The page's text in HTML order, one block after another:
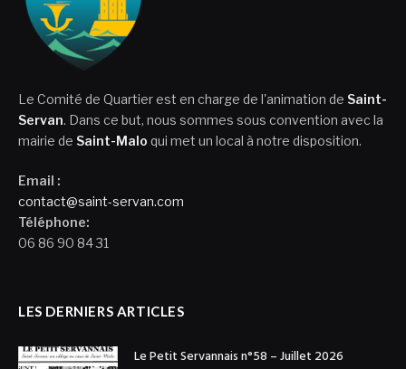
Le Comité de Quartier est en charge de l'animation de Saint-
Servan. Dans ce but, nous sommes sous convention avec la
mairie de Saint-Malo qui met un local à notre disposition.
Email :
contact@saint-servan.com
Téléphone:
06 86 90 84 31
LES DERNIERS ARTICLES
Le Petit Servannais n°58 – Juillet 2026